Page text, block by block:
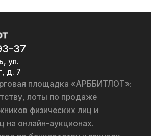
37
ул.
д. 7
площадка «АРББИТЛОТ»:
лоты по продаже
физических лиц и
на онлайн-аукционах.